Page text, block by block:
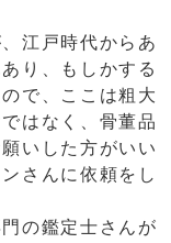
江戸時代からあ
り、もしかする
で、ここは粗大
はなく、骨董品
いした方がいい
さんに依頼をし
の鑑定士さんが